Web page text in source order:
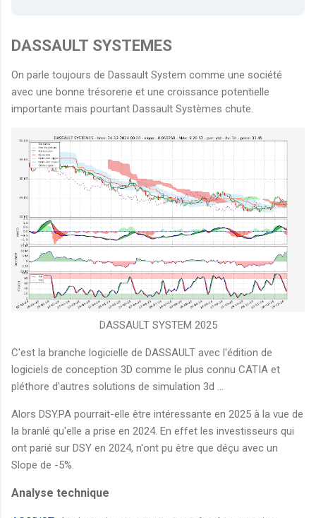
DASSAULT SYSTEMES
On parle toujours de Dassault System comme une société
avec une bonne trésorerie et une croissance potentielle
importante mais pourtant Dassault Systèmes chute.
DASSAULT SYSTEM 2025
C'est la branche logicielle de DASSAULT avec l'édition de
logiciels de conception 3D comme le plus connu CATIA et
pléthore d'autres solutions de simulation 3d ...
Alors DSY.PA pourrait-elle être intéressante en 2025 à la vue de
la branlé qu'elle a prise en 2024. En effet les investisseurs qui
ont parié sur DSY en 2024, n'ont pu être que déçu avec un
Slope de -5%.
Analyse technique